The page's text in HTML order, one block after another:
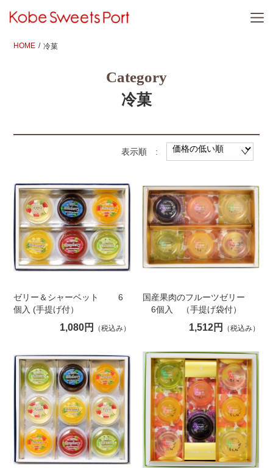
HOME 冷菓
Category
冷菓
表示順 :
ゼリー＆シャーベット 6
個入 (手提げ付）
1,080円 （税込み）
国産果肉のフルーツゼリー
6個入 （手提げ袋付）
1,512円 （税込み）